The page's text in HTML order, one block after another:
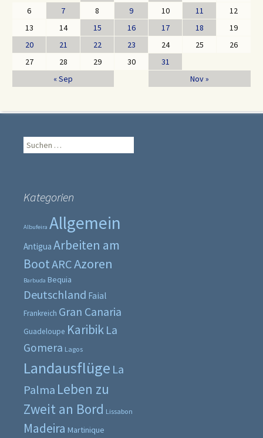
« Sep Nov »
6
7 8 9 10 11
12
13
14 15 16 17 18
19
20
21 22 23 24 25
26
27
28 29 30 31
Suche
nach:
Kategorien
Albufeira Allgemein
Antigua Arbeiten am
BootARCAzoren
Barbuda Bequia
Deutschland Faial
Frankreich Gran Canaria
Guadeloupe Karibik La
Gomera Lagos
Landausflüge La
Palma Leben zu
Zweit an Bord Lissabon
Madeira Martinique